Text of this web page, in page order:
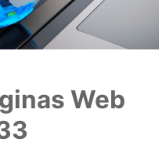
Web